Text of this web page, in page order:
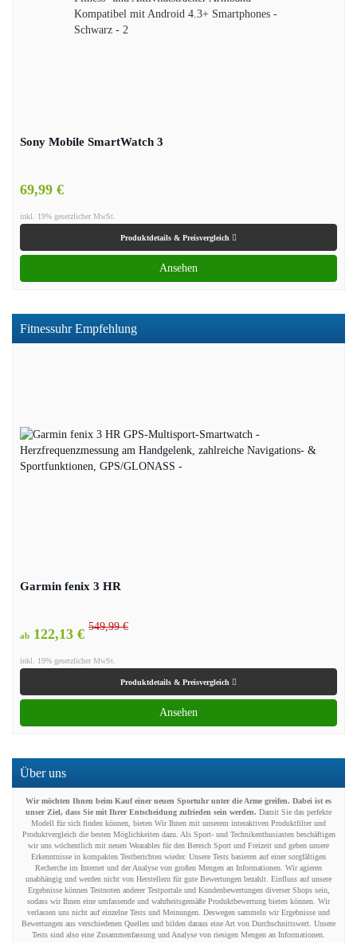
Sony Mobile SmartWatch 3
69,99 €
inkl. 19% gesetzlicher MwSt.
Produktdetails & Preisvergleich
Ansehen
Fitnessuhr Empfehlung
Garmin fenix 3 HR
ab 122,13 € 549,99 €
inkl. 19% gesetzlicher MwSt.
Produktdetails & Preisvergleich
Ansehen
Über uns
Wir möchten Ihnen beim Kauf einer neuen Sportuhr unter die Arme greifen. Dabei ist es
unser Ziel, dass Sie mit Ihrer Entscheidung zufrieden sein werden. Damit Sie das perfekte
Modell für sich finden können, bieten Wir Ihnen mit unserem interaktiven Produktfilter und
Produktvergleich die besten Möglichkeiten dazu. Als Sport- und Technikenthusiasten beschäftigen
wir uns wöchentlich mit neuen Wearables für den Bereich Sport und Freizeit und geben unsere
Erkenntnisse in kompakten Testberichten wieder. Unsere Tests basieren auf einer sorgfältigen
Recherche im Internet und der Analyse von großen Mengen an Informationen. Wir agieren
unabhängig und werden nicht von Herstellern für gute Bewertungen bezahlt. Einfluss auf unsere
Ergebnisse können Testnoten anderer Testportale und Kundenbewertungen diverser Shops sein,
sodass wir Ihnen eine umfassende und wahrheitsgemäße Produktbewertung bieten können. Wir
verlassen uns nicht auf einzelne Tests und Meinungen. Deswegen sammeln wir Ergebnisse und
Bewertungen aus verschiedenen Quellen und bilden daraus eine Art von Durchschnittswert. Unsere
Tests sind also eine Zusammenfassung und Analyse von riesigen Mengen an Informationen.